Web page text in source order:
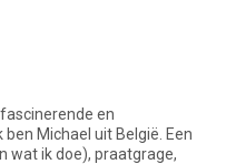
en
wat ik doe), praatgrage,